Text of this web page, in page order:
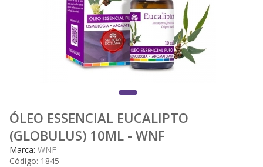
ÓLEO ESSENCIAL EUCALIPTO
(GLOBULUS) 10ML - WNF
Marca:WNF
Código: 1845